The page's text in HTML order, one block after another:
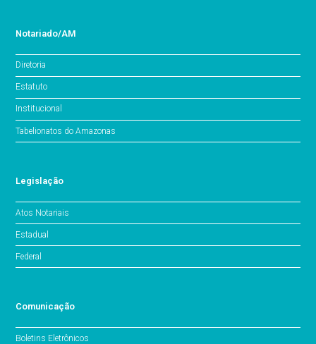
Notariado/AM
Diretoria
Estatuto
Institucional
Tabelionatos do Amazonas
Legislação
Atos Notariais
Estadual
Federal
Comunicação
Boletins Eletrônicos